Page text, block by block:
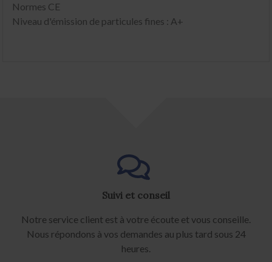
Normes CE
Niveau d'émission de particules fines : A+
Suivi et conseil
Notre service client est à votre écoute et vous conseille.
Nous répondons à vos demandes au plus tard sous 24
heures.